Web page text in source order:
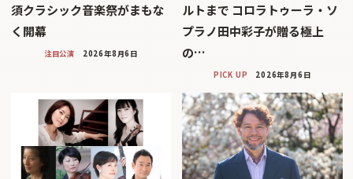
須クラシック音楽祭がまもな
く開幕
注目公演 2026年8月6日
ルトまで コロラトゥーラ・ソ
プラノ田中彩子が贈る極上
の…
PICK UP 2026年8月6日